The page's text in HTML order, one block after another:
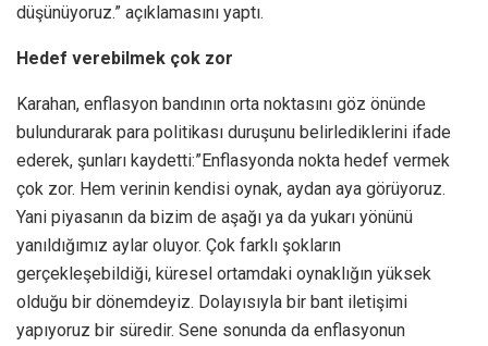
düşünüyoruz.” açıklamasını yaptı.
Hedef verebilmek çok zor
Karahan, enflasyon bandının orta noktasını göz önünde
bulundurarak para politikası duruşunu belirlediklerini ifade
ederek, şunları kaydetti:”Enflasyonda nokta hedef vermek
çok zor. Hem verinin kendisi oynak, aydan aya görüyoruz.
Yani piyasanın da bizim de aşağı ya da yukarı yönünü
yanıldığımız aylar oluyor. Çok farklı şokların
gerçekleşebildiği, küresel ortamdaki oynaklığın yüksek
olduğu bir dönemdeyiz. Dolayısıyla bir bant iletişimi
yapıyoruz bir süredir. Sene sonunda da enflasyonun